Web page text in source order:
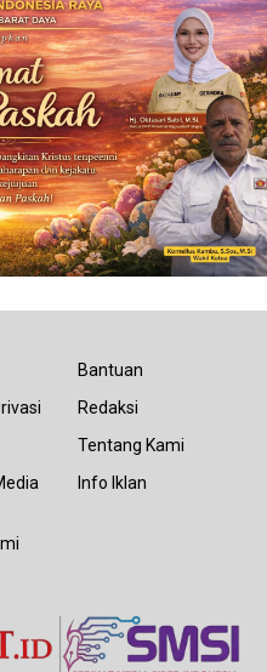
Bantuan
Redaksi
Tentang Kami
Info Iklan